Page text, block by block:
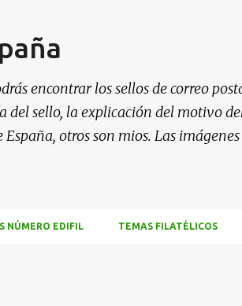
encontrar los sellos de correo
sello, la explicación del motivo
otros son mios. Las
NÚMERO EDIFIL TEMAS FILATÉLICOS